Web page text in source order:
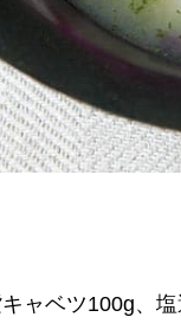
キャベツ100g、